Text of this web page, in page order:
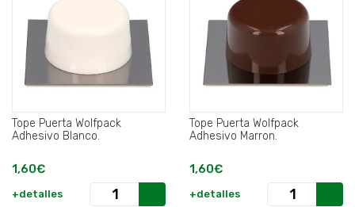
Tope Puerta Wolfpack
Adhesivo Blanco.
1,60€
+detalles
Tope Puerta Wolfpack
Adhesivo Marron.
1,60€
+detalles